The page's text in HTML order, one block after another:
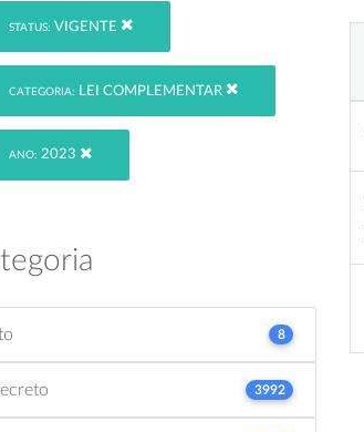
STATUS: VIGENTE
CATEGORIA: LEI COMPLEMENTAR
ANO: 2023
8
3992